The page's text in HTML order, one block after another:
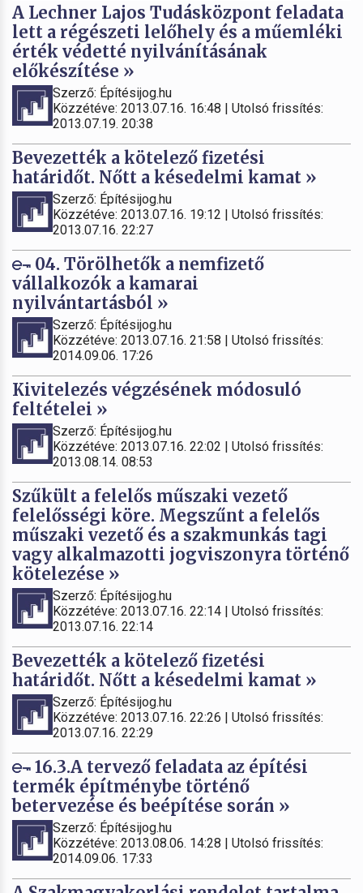
A Lechner Lajos Tudásközpont feladata
lett a régészeti lelőhely és a műemléki
érték védetté nyilvánításának
előkészítése »
Szerző: Építésijog.hu
Közzétéve: 2013.07.16. 16:48 | Utolsó frissítés:
2013.07.19. 20:38
Bevezették a kötelező fizetési
határidőt. Nőtt a késedelmi kamat »
Szerző: Építésijog.hu
Közzétéve: 2013.07.16. 19:12 | Utolsó frissítés:
2013.07.16. 22:27
04. Törölhetők a nemfizető
vállalkozók a kamarai
nyilvántartásból »
Szerző: Építésijog.hu
Közzétéve: 2013.07.16. 21:58 | Utolsó frissítés:
2014.09.06. 17:26
Kivitelezés végzésének módosuló
feltételei »
Szerző: Építésijog.hu
Közzétéve: 2013.07.16. 22:02 | Utolsó frissítés:
2013.08.14. 08:53
Szűkült a felelős műszaki vezető
felelősségi köre. Megszűnt a felelős
műszaki vezető és a szakmunkás tagi
vagy alkalmazotti jogviszonyra történő
kötelezése »
Szerző: Építésijog.hu
Közzétéve: 2013.07.16. 22:14 | Utolsó frissítés:
2013.07.16. 22:14
Bevezették a kötelező fizetési
határidőt. Nőtt a késedelmi kamat »
Szerző: Építésijog.hu
Közzétéve: 2013.07.16. 22:26 | Utolsó frissítés:
2013.07.16. 22:29
16.3.A tervező feladata az építési
termék építménybe történő
betervezése és beépítése során »
Szerző: Építésijog.hu
Közzétéve: 2013.08.06. 14:28 | Utolsó frissítés:
2014.09.06. 17:33